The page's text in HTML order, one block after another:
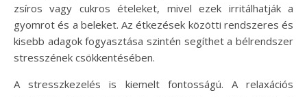
zsíros vagy cukros ételeket, mivel ezek irritálhatják a
gyomrot és a beleket. Az étkezések közötti rendszeres és
kisebb adagok fogyasztása szintén segíthet a bélrendszer
stresszének csökkentésében.
A stresszkezelés is kiemelt fontosságú. A relaxációs